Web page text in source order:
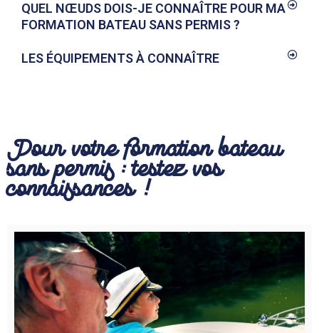
QUEL NŒUDS DOIS-JE CONNAÎTRE POUR MA
FORMATION BATEAU SANS PERMIS ?
LES ÉQUIPEMENTS À CONNAÎTRE
Pour votre formation bateau
sans permis : testez vos
connaissances !